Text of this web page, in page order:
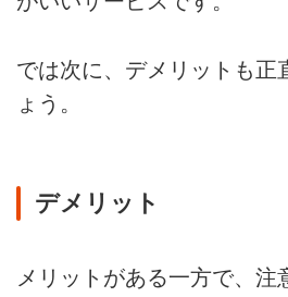
では次に、デメリットも正
ょう。
デメリット
メリットがある一方で、注